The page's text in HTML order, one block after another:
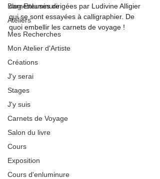
Blog Enluminure
Ateliers
Mes Recherches
Mon Atelier d'Artiste
Créations
J'y serai
Stages
J'y suis
Carnets de Voyage
Salon du livre
Cours
Exposition
Cours d'enluminure
carnetteuses dirigées par Ludivine Alligier
qui se sont essayées à calligraphier. De
quoi embellir les carnets de voyage !